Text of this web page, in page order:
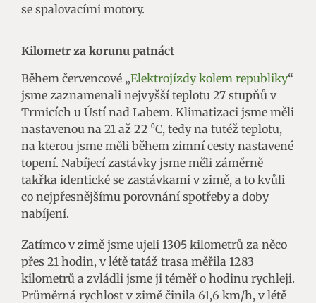
se spalovacími motory.
Kilometr za korunu patnáct
Během červencové „Elektrojízdy kolem republiky“
jsme zaznamenali nejvyšší teplotu 27 stupňů v
Trmicích u Ústí nad Labem. Klimatizaci jsme měli
nastavenou na 21 až 22 ⁰C, tedy na tutéž teplotu,
na kterou jsme měli během zimní cesty nastavené
topení. Nabíjecí zastávky jsme měli záměrně
takřka identické se zastávkami v zimě, a to kvůli
co nejpřesnějšímu porovnání spotřeby a doby
nabíjení.
Zatímco v zimě jsme ujeli 1305 kilometrů za něco
přes 21 hodin, v létě tatáž trasa měřila 1283
kilometrů a zvládli jsme ji téměř o hodinu rychleji.
Průměrná rychlost v zimě činila 61,6 km/h, v létě